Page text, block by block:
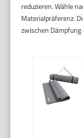
reduzieren. Wähle
Materialpräferenz.
zwischen Dämpfung